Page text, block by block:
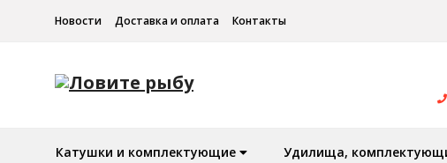
Новости Доставка и оплата Контакты
Катушки и комплектующие Удилища,